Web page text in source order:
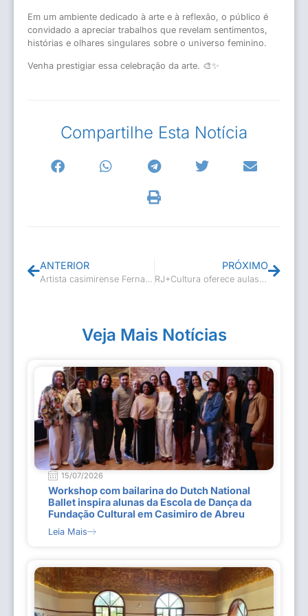
Em um ambiente dedicado à arte e à reflexão, o público é
convidado a apreciar trabalhos que revelam sentimentos,
histórias e olhares singulares sobre o universo feminino.
Venha prestigiar essa celebração da arte. 🎨✨
Compartilhe Esta Notícia
ANTERIOR
Artista casimirense Fernando Otz conquista prêmio no cenário do forró do Rio de Janeiro
PRÓXIMO
RJ+Cultura oferece aulas gratuitas de dança, teatro e música em Casimiro de AbreuProjeto desenvolvido em parceria com o Governo do Estado amplia o acesso à formação artística e fortalece a cultura no Município
Veja Mais Notícias
15/07/2026
Workshop com bailarina do Dutch National
Ballet inspira alunas da Escola de Dança da
Fundação Cultural em Casimiro de Abreu
Leia Mais